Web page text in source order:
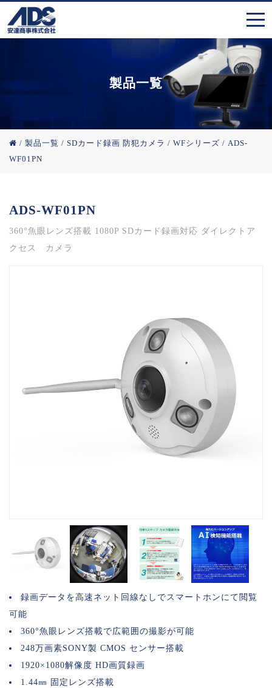
製品一覧
/ 製品一覧 / SDカード録画 防犯カメラ / WFシリーズ / ADS-
WF01PN
ADS-WF01PN
360°魚眼レンズ搭載 1080P SDカード録画対応 ダイレクトア
クセス カメラ
録画データを高速ネット回線なしでスマートホンにて閲覧
可能
360°魚眼レンズ搭載で広範囲の撮影が可能
248万画素SONY製 CMOS センサー搭載
1920×1080解像度 HD画質録画
1.44㎜ 固定レンズ搭載